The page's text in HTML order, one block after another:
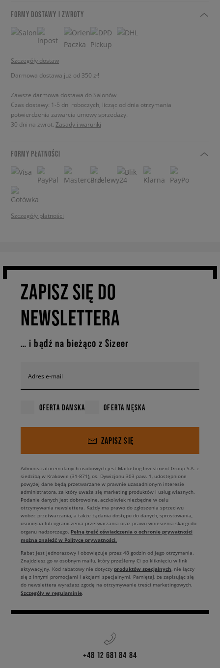
FORMY DOSTAWY I ZWROTY
Szczegóły dostaw
Darmowa dostawa już od 350 zł!
Zawsze darmowa dostawa do Salonów
Czas dostawy: 1-5 dni roboczych, licząc od dnia otrzymania
potwierdzenia zawarcia umowy sprzedaży.
30 dni na zwrot. Zasady i warunki
FORMY PŁATNOŚCI
Szczegóły płatności
ZAPISZ SIĘ DO
NEWSLETTERA
… i bądź na bieżąco z Sizeer
Adres e-mail
OFERTA DAMSKA OFERTA MĘSKA
ZAPISZ SIĘ
Administratorem danych osobowych jest Marketing Investment Group S.A. z
siedzibą w Krakowie (31-871), os. Dywizjonu 303 paw. 1, udostępnione
powyżej dane będą przetwarzane w prawnie uzasadnionym interesie
administratora, za który uważa się marketing produktów i usług własnych.
Podanie danych jest dobrowolne, aczkolwiek niezbędne w celu
otrzymywania newslettera. Każdy ma prawo do zgłoszenia sprzeciwu
wobec przetwarzania, a także żądania dostępu do danych, sprostowania,
usunięcia lub ograniczenia przetwarzania oraz prawo wniesienia skargi do
organu nadzorczego. Pełną treść oświadczenia o ochronie prywatności
można znaleźć w Polityce prywatności.
Rabat jest jednorazowy i obowiązuje przez 48 godzin od jego otrzymania.
Znajdziesz go w osobnym mailu, który prześlemy Ci po kliknięciu w link
aktywacyjny. Kod rabatowy nie dotyczy produktów specjalnych, nie łączy
się z innymi promocjami i akcjami specjalnymi. Pamiętaj, że zapisując się
do newslettera wyrażasz zgodę na otrzymywanie treści marketingowych.
Szczegóły w regulaminie.
+48 12 681 84 84